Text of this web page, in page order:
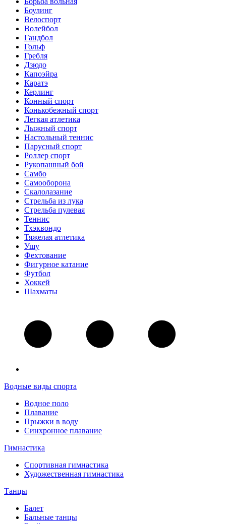
Боулинг
Велоспорт
Волейбол
Гандбол
Гольф
Гребля
Дзюдо
Капоэйра
Каратэ
Керлинг
Конный спорт
Конькобежный спорт
Легкая атлетика
Лыжный спорт
Настольный теннис
Парусный спорт
Роллер спорт
Рукопашный бой
Самбо
Самооборона
Скалолазание
Стрельба из лука
Стрельба пулевая
Теннис
Тхэквондо
Тяжелая атлетика
Ушу
Фехтование
Фигурное катание
Футбол
Хоккей
Шахматы
Водные виды спорта
Водное поло
Плавание
Прыжки в воду
Синхронное плавание
Гимнастика
Спортивная гимнастика
Художественная гимнастика
Танцы
Балет
Бальные танцы